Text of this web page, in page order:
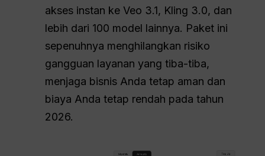
akses instan ke Veo 3.1, Kling 3.0, dan
lebih dari 100 model lainnya. Paket ini
sepenuhnya menghilangkan risiko
gangguan layanan yang tiba-tiba,
menjaga bisnis Anda tetap aman dan
biaya Anda tetap rendah pada tahun
2026.